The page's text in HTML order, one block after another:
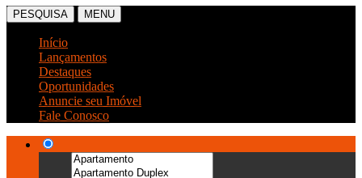
PESQUISA MENU
Início
Lançamentos
Destaques
Oportunidades
Anuncie seu Imóvel
Fale Conosco